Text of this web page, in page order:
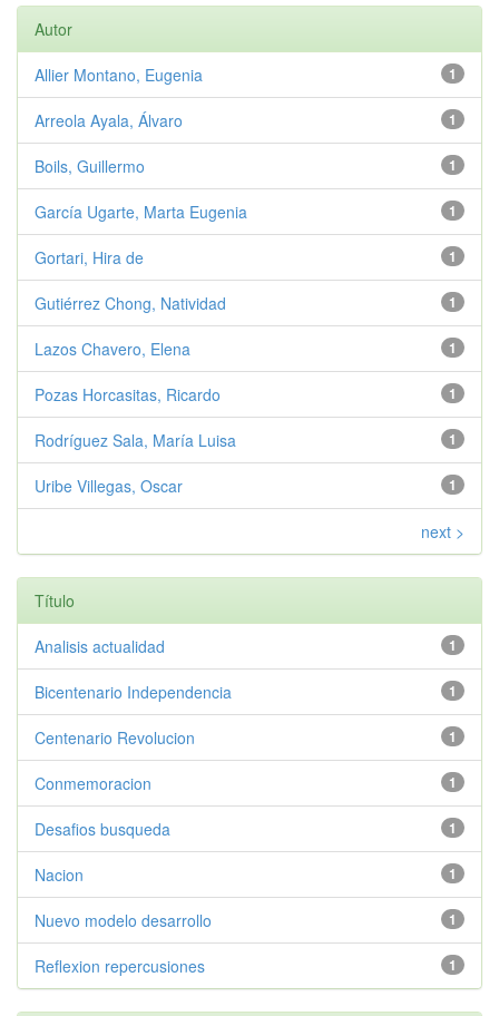
Autor
1
Allier Montano, Eugenia
1
Arreola Ayala, Álvaro
1
Boils, Guillermo
1
García Ugarte, Marta Eugenia
1
Gortari, Hira de
1
Gutiérrez Chong, Natividad
1
Lazos Chavero, Elena
1
Pozas Horcasitas, Ricardo
1
Rodríguez Sala, María Luisa
1
Uribe Villegas, Oscar
next >
Título
1
Analisis actualidad
1
Bicentenario Independencia
1
Centenario Revolucion
1
Conmemoracion
1
Desafios busqueda
1
Nacion
1
Nuevo modelo desarrollo
1
Reflexion repercusiones